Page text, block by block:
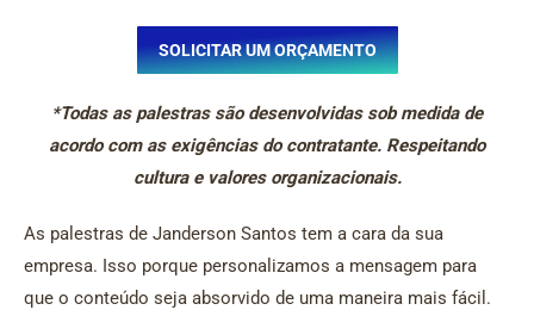
SOLICITAR UM ORÇAMENTO
*Todas as palestras são desenvolvidas sob medida de
acordo com as exigências do contratante. Respeitando
cultura e valores organizacionais.
As palestras de Janderson Santos tem a cara da sua
empresa. Isso porque personalizamos a mensagem para
que o conteúdo seja absorvido de uma maneira mais fácil.